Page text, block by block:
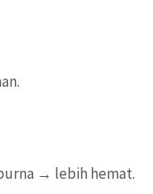
→ lebih hemat.